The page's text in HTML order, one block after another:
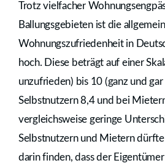
Trotz vielfacher
Ballungsgebieten ist die
Wohnungszufriedenheit in
hoch. Diese beträgt auf einer
unzufrieden) bis 10 (ganz und
Selbstnutzern 8,4 und bei
vergleichsweise geringe
Selbstnutzern und Mietern dürfte
darin finden, dass der